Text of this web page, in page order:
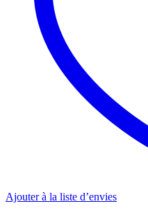
Ajouter à la liste d’envies